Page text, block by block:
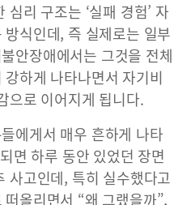
리 구조는 ‘실패 경험’ 자
식인데, 즉 실제로는 일부
안장애에서는 그것을 전체
하게 나타나면서 자기비
으로 이어지게 됩니다.
에게서 매우 흔하게 나타
면 하루 동안 있었던 장면
사고인데, 특히 실수했다고
올리면서 “왜 그랬을까”,